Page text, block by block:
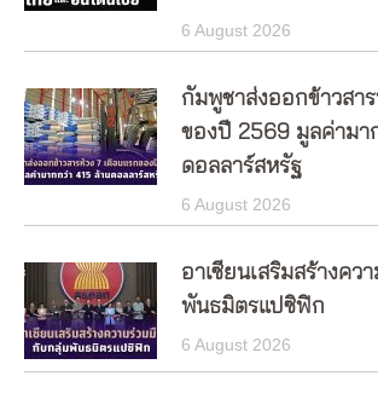
6 August 2026
กัมพูชาส่งออกข้าวสา
ของปี 2569 มูลค่ามา
ดอลลาร์สหรัฐ
6 August 2026
อาเซียนเสริมสร้างค
พันธมิตรแปซิฟิก
6 August 2026